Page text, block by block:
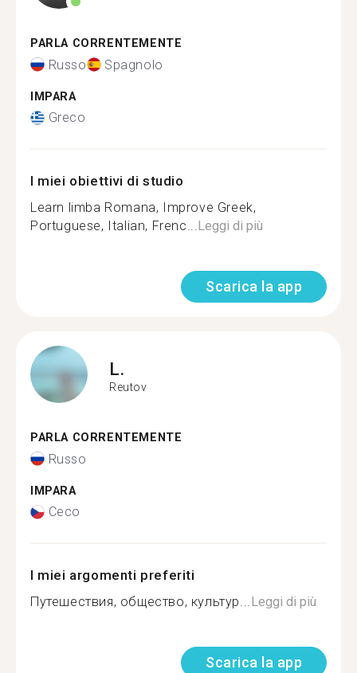
PARLA CORRENTEMENTE
Russo Spagnolo
IMPARA
Greco
I miei obiettivi di studio
Learn limba Romana, Improve Greek,
Portuguese, Italian, Frenc...Leggi di più
Scarica la app
L.
Reutov
PARLA CORRENTEMENTE
Russo
IMPARA
Ceco
I miei argomenti preferiti
Путешествия, общество, культур...Leggi di più
Scarica la app